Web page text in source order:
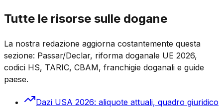
Tutte le risorse sulle dogane
La nostra redazione aggiorna costantemente questa
sezione: Passar/Declar, riforma doganale UE 2026,
codici HS, TARIC, CBAM, franchigie doganali e guide
paese.
Dazi USA 2026: aliquote attuali, quadro giuridico